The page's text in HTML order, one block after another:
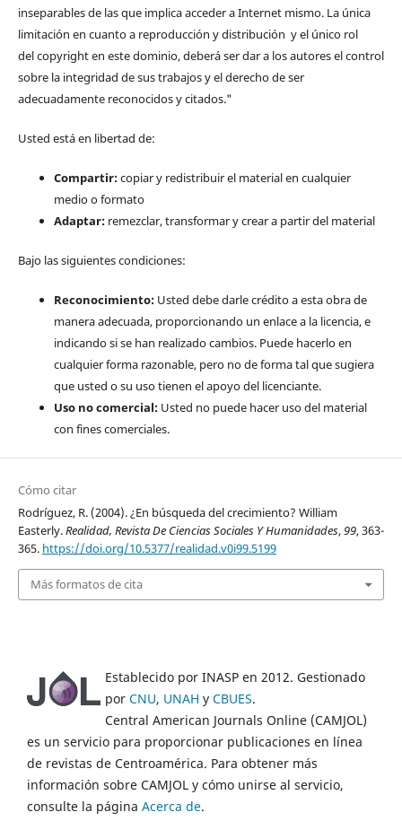
inseparables de las que implica acceder a Internet mismo. La única
limitación en cuanto a reproducción y distribución y el único rol
del copyright en este dominio, deberá ser dar a los autores el control
sobre la integridad de sus trabajos y el derecho de ser
adecuadamente reconocidos y citados."
Usted está en libertad de:
Compartir:copiar y redistribuir el material en cualquier
medio o formato
Adaptar:remezclar, transformar y crear a partir del material
Bajo las siguientes condiciones:
Reconocimiento:Usted debe darle crédito a esta obra de
manera adecuada, proporcionando un enlace a la licencia, e
indicando si se han realizado cambios. Puede hacerlo en
cualquier forma razonable, pero no de forma tal que sugiera
que usted o su uso tienen el apoyo del licenciante.
Uso no comercial:Usted no puede hacer uso del material
con fines comerciales.
Cómo citar
Rodríguez, R. (2004). ¿En búsqueda del crecimiento? William
Easterly.Realidad, Revista De Ciencias Sociales Y Humanidades,99, 363-
365. https://doi.org/10.5377/realidad.v0i99.5199
Más formatos de cita
Establecido por INASP en 2012. Gestionado
por CNU, UNAH y CBUES.
Central American Journals Online (CAMJOL)
es un servicio para proporcionar publicaciones en línea
de revistas de Centroamérica. Para obtener más
información sobre CAMJOL y cómo unirse al servicio,
consulte la página Acerca de.